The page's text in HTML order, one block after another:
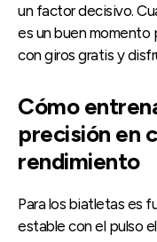
un factor decisivo.
es un buen momento
con giros gratis y
Cómo
precisión en
rendimiento
Para los biatletas es
estable con el pulso